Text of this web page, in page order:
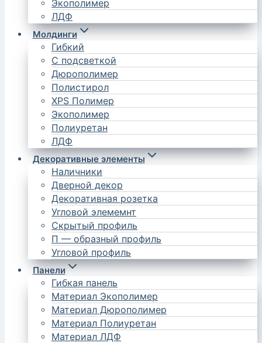
Экополимер
ЛДФ
Молдинги
Гибкий
С подсветкой
Дюрополимер
Полистирол
XPS Полимер
Экополимер
Полиуретан
ЛДФ
Декоративные элементы
Наличники
Дверной декор
Декоративная розетка
Угловой элемемнт
Скрытый профиль
П — образный профиль
Угловой профиль
Панели
Гибкая панель
Материал Экополимер
Материал Дюрополимер
Материал Полиуретан
Материал ЛДФ